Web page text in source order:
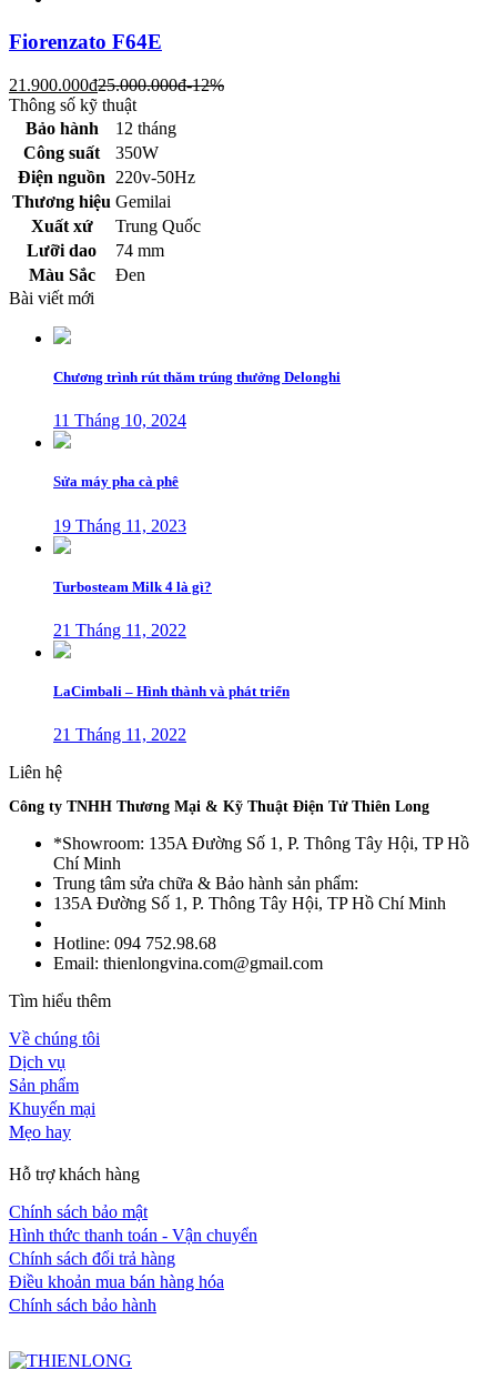
Fiorenzato F64E
21.900.000đ25.000.000đ-12%
Thông số kỹ thuật
Bảo hành
12 tháng
Công suất
350W
Điện nguồn
220v-50Hz
Thương hiệu Gemilai
Xuất xứ
Trung Quốc
Lưỡi dao
74 mm
Màu Sắc
Đen
Bài viết mới
Chương trình rút thăm trúng thưởng Delonghi
11 Tháng 10, 2024
Sửa máy pha cà phê
19 Tháng 11, 2023
Turbosteam Milk 4 là gì?
21 Tháng 11, 2022
LaCimbali – Hình thành và phát triển
21 Tháng 11, 2022
Liên hệ
Công ty TNHH Thương Mại & Kỹ Thuật Điện Tử Thiên Long
*Showroom: 135A Đường Số 1, P. Thông Tây Hội, TP Hồ
Chí Minh
Trung tâm sửa chữa & Bảo hành sản phẩm:
135A Đường Số 1, P. Thông Tây Hội, TP Hồ Chí Minh
Hotline: 094 752.98.68
Email: thienlongvina.com@gmail.com
Tìm hiểu thêm
Về chúng tôi
Dịch vụ
Sản phẩm
Khuyến mại
Mẹo hay
Hỗ trợ khách hàng
Chính sách bảo mật
Hình thức thanh toán - Vận chuyển
Chính sách đổi trả hàng
Điều khoản mua bán hàng hóa
Chính sách bảo hành